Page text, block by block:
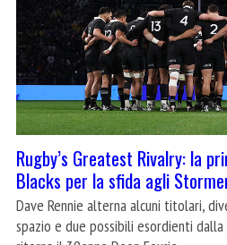
Rugby’s Greatest Rivalry: la
Blacks per la sfida agli
Dave Rennie alterna alcuni titolari,
spazio e due possibili esordienti dalla